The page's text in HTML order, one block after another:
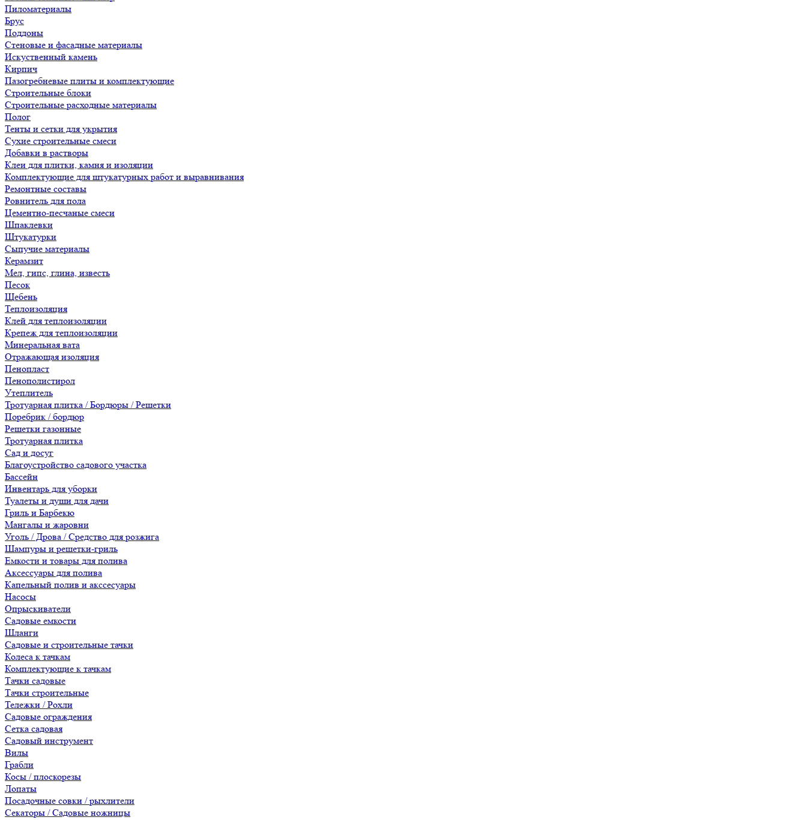
Пиломатериалы
Брус
Поддоны
Стеновые и фасадные материалы
Искуственный камень
Кирпич
Пазогребневые плиты и комплектующие
Строительные блоки
Строительные расходные материалы
Полог
Тенты и сетки для укрытия
Сухие строительные смеси
Добавки в растворы
Клеи для плитки, камня и изоляции
Комплектующие для штукатурных работ и выравнивания
Ремонтные составы
Ровнитель для пола
Цементно-песчаные смеси
Шпаклевки
Штукатурки
Сыпучие материалы
Керамзит
Мел, гипс, глина, известь
Песок
Щебень
Теплоизоляция
Клей для теплоизоляции
Крепеж для теплоизоляции
Минеральная вата
Отражающая изоляция
Пенопласт
Пенополистирол
Утеплитель
Тротуарная плитка / Бордюры / Решетки
Поребрик / бордюр
Решетки газонные
Тротуарная плитка
Сад и досуг
Благоустройство садового участка
Бассейн
Инвентарь для уборки
Туалеты и души для дачи
Гриль и Барбекю
Мангалы и жаровни
Уголь / Дрова / Средство для розжига
Шампуры и решетки-гриль
Емкости и товары для полива
Аксессуары для полива
Капельный полив и акссесуары
Насосы
Опрыскиватели
Садовые емкости
Шланги
Садовые и строительные тачки
Колеса к тачкам
Комплектующие к тачкам
Тачки садовые
Тачки строительные
Тележки / Рохли
Садовые ограждения
Сетка садовая
Садовый инструмент
Вилы
Грабли
Косы / плоскорезы
Лопаты
Посадочные совки / рыхлители
Секаторы / Садовые ножницы